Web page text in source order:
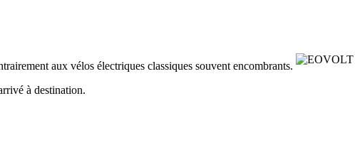
aux vélos électriques classiques souvent encombrants.
à destination.